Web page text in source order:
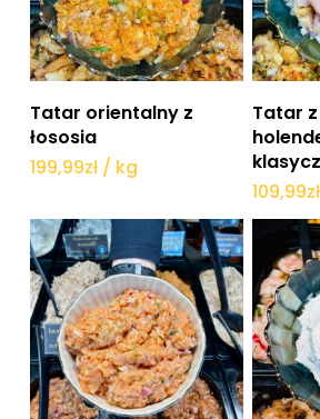
Dodaj do koszyka
Tatar orientalny z
łososia
199,99zł / kg
Tatar
109,99zł